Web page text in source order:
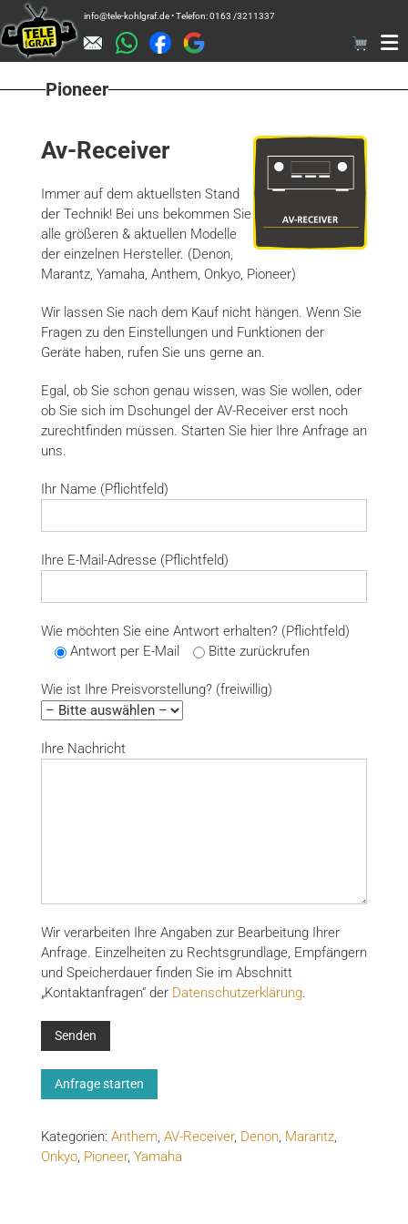
Zum
Inhalt
springen
info@tele-kohlgraf.de • Telefon: 0163 /3211337
Pioneer
Av-Receiver
Immer auf dem aktuellsten Stand
der Technik! Bei uns bekommen Sie
alle größeren & aktuellen Modelle
der einzelnen Hersteller. (Denon,
Marantz, Yamaha, Anthem, Onkyo, Pioneer)
Wir lassen Sie nach dem Kauf nicht hängen. Wenn Sie
Fragen zu den Einstellungen und Funktionen der
Geräte haben, rufen Sie uns gerne an.
Egal, ob Sie schon genau wissen, was Sie wollen, oder
ob Sie sich im Dschungel der AV-Receiver erst noch
zurechtfinden müssen. Starten Sie hier Ihre Anfrage an
uns.
Ihr Name (Pflichtfeld)
Ihre E-Mail-Adresse (Pflichtfeld)
Wie möchten Sie eine Antwort erhalten? (Pflichtfeld)
Antwort per E-Mail
Bitte zurückrufen
Wie ist Ihre Preisvorstellung? (freiwillig)
Ihre Nachricht
Wir verarbeiten Ihre Angaben zur Bearbeitung Ihrer
Anfrage. Einzelheiten zu Rechtsgrundlage, Empfängern
und Speicherdauer finden Sie im Abschnitt
„Kontaktanfragen“ der Datenschutzerklärung.
Anfrage starten
Kategorien: Anthem, AV-Receiver, Denon, Marantz,
Onkyo, Pioneer, Yamaha